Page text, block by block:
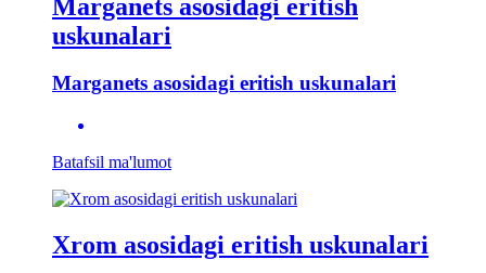
Marganets asosidagi eritish
uskunalari
Marganets asosidagi eritish uskunalari
Batafsil ma'lumot
Xrom asosidagi eritish uskunalari